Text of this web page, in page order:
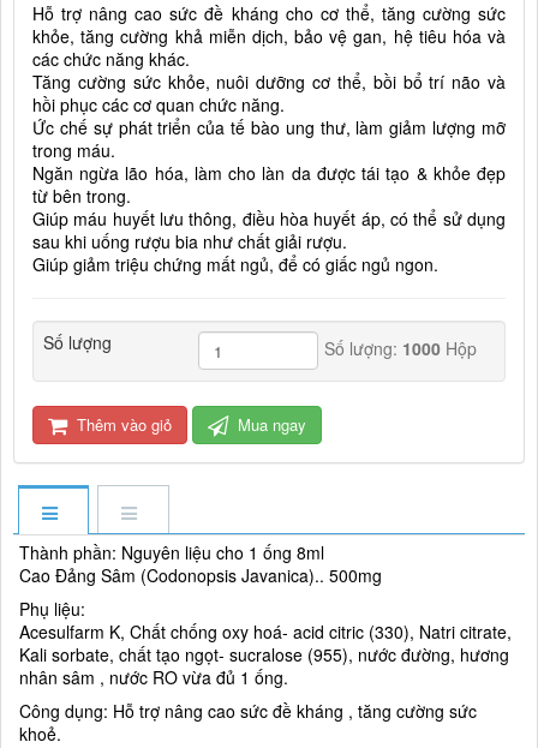
Hỗ trợ nâng cao sức đề kháng cho cơ thể, tăng cường sức
khỏe, tăng cường khả miễn dịch, bảo vệ gan, hệ tiêu hóa và
các chức năng khác.
Tăng cường sức khỏe, nuôi dưỡng cơ thể, bồi bổ trí não và
hồi phục các cơ quan chức năng.
Ức chế sự phát triển của tế bào ung thư, làm giảm lượng mỡ
trong máu.
Ngăn ngừa lão hóa, làm cho làn da được tái tạo & khỏe đẹp
từ bên trong.
Giúp máu huyết lưu thông, điều hòa huyết áp, có thể sử dụng
sau khi uống rượu bia như chất giải rượu.
Giúp giảm triệu chứng mất ngủ, để có giấc ngủ ngon.
Số lượng Số lượng: 1000Hộp
Thêm vào giỏ Mua ngay
Thành phần: Nguyên liệu cho 1 ống 8ml
Cao Đảng Sâm (Codonopsis Javanica).. 500mg
Phụ liệu:
Acesulfarm K, Chất chống oxy hoá- acid citric (330), Natri citrate,
Kali sorbate, chất tạo ngọt- sucralose (955), nước đường, hương
nhân sâm , nước RO vừa đủ 1 ống.
Công dụng: Hỗ trợ nâng cao sức đề kháng , tăng cường sức
khoẻ.